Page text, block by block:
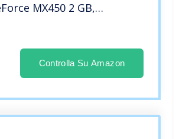
MX450 2 GB,
Home, Schermo 17.3”
USB-C, HDMI,
Controlla Su Amazon